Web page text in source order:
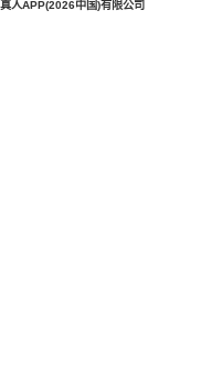
真人APP(2026中国)有限公司